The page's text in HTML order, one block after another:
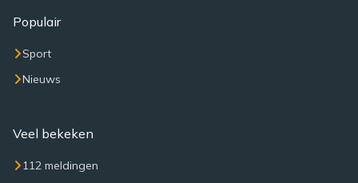
Populair
Sport
Nieuws
Veel bekeken
112 meldingen